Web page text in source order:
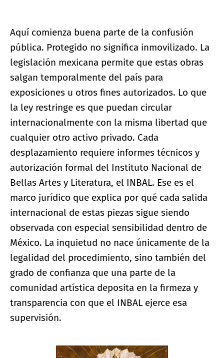
Aquí comienza buena parte de la confusión
pública. Protegido no significa inmovilizado. La
legislación mexicana permite que estas obras
salgan temporalmente del país para
exposiciones u otros fines autorizados. Lo que
la ley restringe es que puedan circular
internacionalmente con la misma libertad que
cualquier otro activo privado. Cada
desplazamiento requiere informes técnicos y
autorización formal del Instituto Nacional de
Bellas Artes y Literatura, el INBAL. Ese es el
marco jurídico que explica por qué cada salida
internacional de estas piezas sigue siendo
observada con especial sensibilidad dentro de
México. La inquietud no nace únicamente de la
legalidad del procedimiento, sino también del
grado de confianza que una parte de la
comunidad artística deposita en la firmeza y
transparencia con que el INBAL ejerce esa
supervisión.
Ampliar imagen